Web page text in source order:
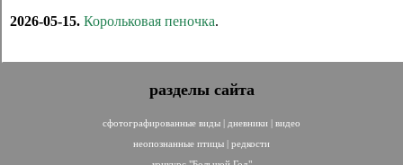
2026-05-15. Корольковая пеночка.
разделы сайта
сфотографированные виды дневники
видео
неопознанные птицы
редкости